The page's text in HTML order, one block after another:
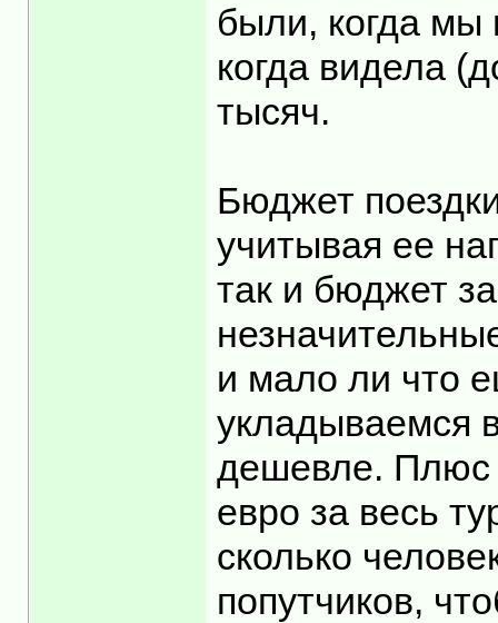
были, когда мы
когда видела
тысяч.
Бюджет
учитывая ее
так и бюджет
и мало ли что
укладываемся
дешевле. Плюс
евро за весь
сколько
попутчиков,